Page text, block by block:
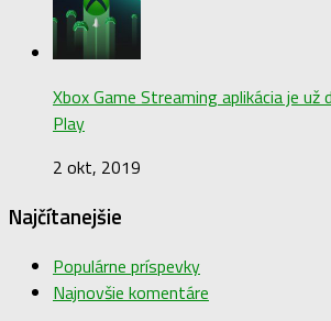
Xbox Game Streaming aplikácia je
Play
2 okt, 2019
Najčítanejšie
Populárne príspevky
Najnovšie komentáre